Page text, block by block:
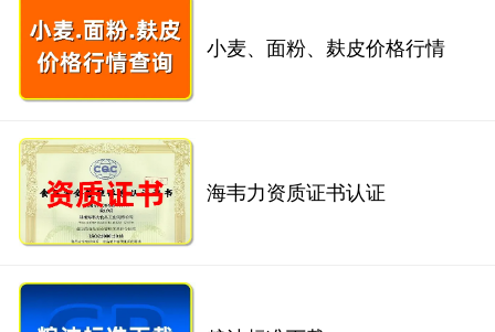
小麦、面粉、麸皮价格行情
海韦力资质证书认证